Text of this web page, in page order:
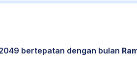
bertepatan dengan bulan